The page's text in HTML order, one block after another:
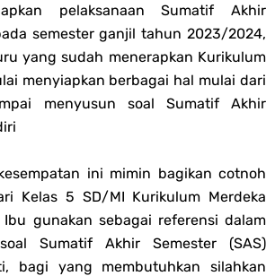
pelaksanaan Sumatif Akhir
semester ganjil tahun 2023/2024,
yang sudah menerapkan Kurikulum
menyiapkan berbagai hal mulai dari
menyusun soal Sumatif Akhir
ini mimin bagikan cotnoh
Kelas 5 SD/MI Kurikulum Merdeka
gunakan sebagai referensi dalam
Sumatif Akhir Semester (SAS)
bagi yang membutuhkan silahkan